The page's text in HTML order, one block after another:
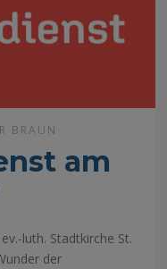
BRAUN
am
luth. Stadtkirche St.
der